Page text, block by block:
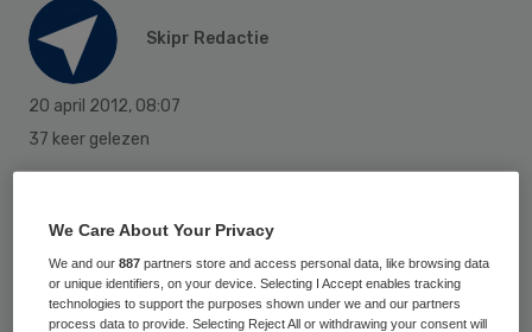
Skipr Redactie
20 april 2012, 08:07
37 keer gelezen
voor de rechtbank in Berlijn toegegeven
dat hij drie zieke, hulpeloze jongetjes heeft
misbruikt op de intensive care van zijn
We Care About Your Privacy
We and our887 partners store and access personal data, like browsing data
or unique identifiers, on your device. Selecting I Accept enables tracking
technologies to support the purposes shown under we and our partners
process data to provide. Selecting Reject All or withdrawing your consent will